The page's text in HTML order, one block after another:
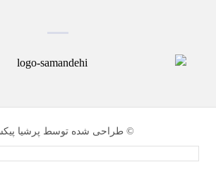
© طراحی شده توسط پرشیا